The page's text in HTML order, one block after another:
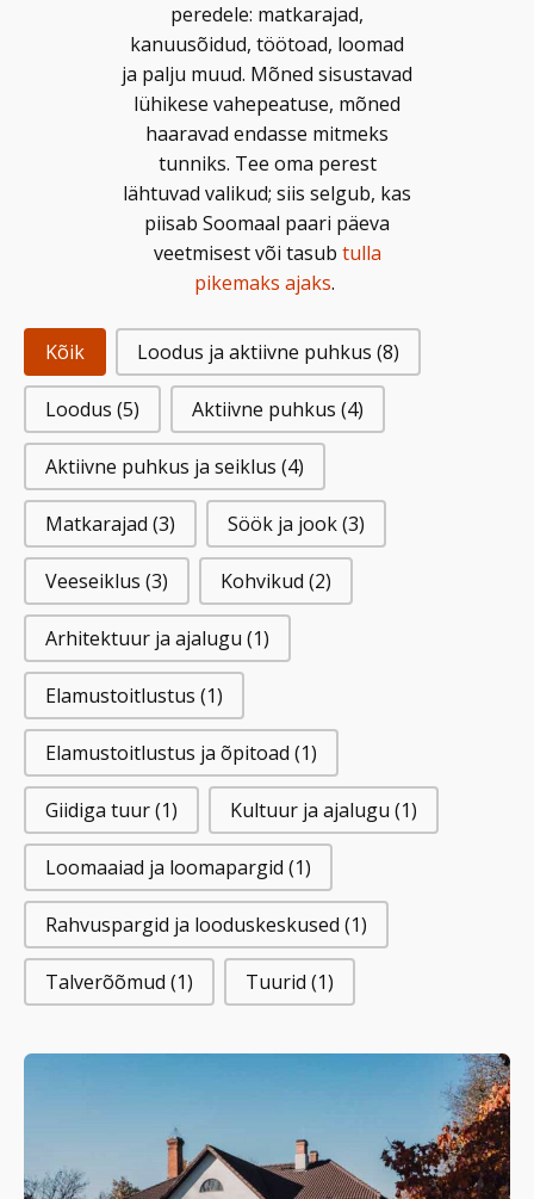
peredele: matkarajad,
kanuusõidud, töötoad, loomad
ja palju muud. Mõned sisustavad
lühikese vahepeatuse, mõned
haaravad endasse mitmeks
tunniks. Tee oma perest
lähtuvad valikud; siis selgub, kas
piisab Soomaal paari päeva
veetmisest või tasub tulla
pikemaks ajaks.
Kõik Loodus ja aktiivne puhkus (8)
Loodus (5) Aktiivne puhkus (4)
Aktiivne puhkus ja seiklus (4)
Matkarajad (3) Söök ja jook(3)
Veeseiklus (3) Kohvikud (2)
Arhitektuur ja ajalugu (1)
Elamustoitlustus (1)
Elamustoitlustus ja õpitoad (1)
Giidiga tuur(1) Kultuur ja ajalugu (1)
Loomaaiad ja loomapargid (1)
Rahvuspargid ja looduskeskused (1)
Talverõõmud (1) Tuurid (1)